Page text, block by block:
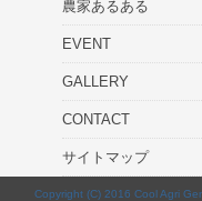
農家あるある
EVENT
GALLERY
CONTACT
サイトマップ
Copyright (C) 2016 Cool Agri